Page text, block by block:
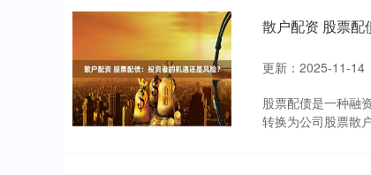
散户配资 股票配
更新：2025-11-14
股票配债是一种融
转换为公司股票散